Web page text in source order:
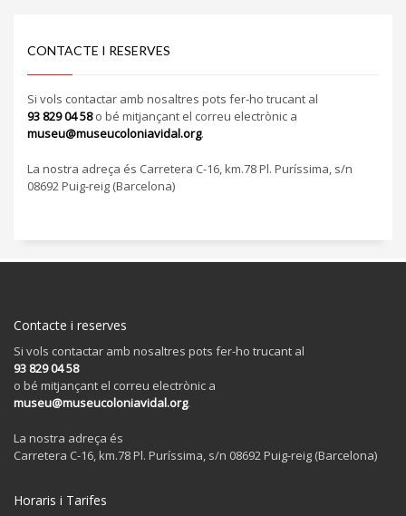
CONTACTE I RESERVES
Si vols contactar amb nosaltres pots fer-ho trucant al
93 829 04 58o bé mitjançant el correu electrònic a
museu@museucoloniavidal.org.
La nostra adreça és Carretera C-16, km.78 Pl. Puríssima, s/n
08692 Puig-reig (Barcelona)
Contacte i reserves
Si vols contactar amb nosaltres pots fer-ho trucant al
93 829 04 58
o bé mitjançant el correu electrònic a
museu@museucoloniavidal.org.
La nostra adreça és
Carretera C-16, km.78 Pl. Puríssima, s/n 08692 Puig-reig (Barcelona)
Horaris i Tarifes